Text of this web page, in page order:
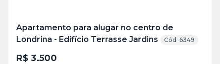
Apartamento para alugar no centro de
Londrina - Edifício Terrasse Jardins
Cód. 6349
R$ 3.500